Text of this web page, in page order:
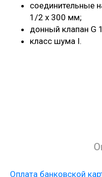
соединительные
1/2 x 300 мм;
донный клапан G
класс шума I.
Оплата банковской